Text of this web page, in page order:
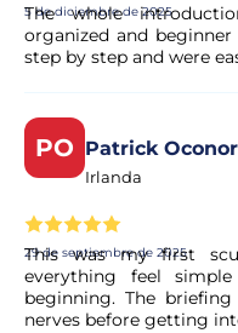
5 de diciembre de 2025
The whole
organized and
step by step and were
PO Patrick Oconor
Irlanda
29 de septiembre de 2025
This was my first
everything feel
beginning. The
nerves before getting